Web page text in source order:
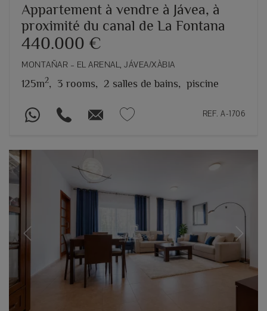
Appartement à vendre à Jávea, à
proximité du canal de La Fontana
440.000 €
MONTAÑAR – EL ARENAL, JÁVEA/XÀBIA
125m2, 3 rooms, 2 salles de bains, piscine
REF. A-1706
Previous Next